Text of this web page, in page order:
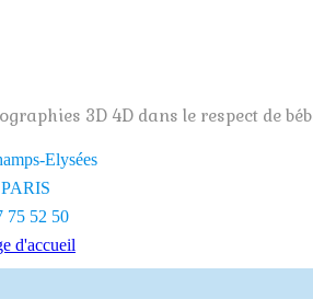
3D 4D dans le respect de
Elysées
75 52 50
d'accueil